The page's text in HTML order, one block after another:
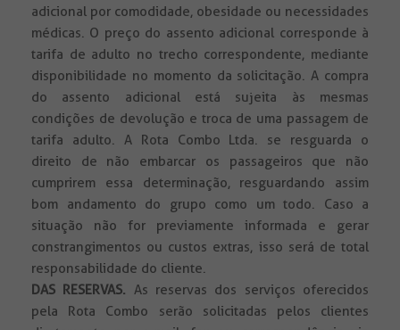
adicional por comodidade, obesidade ou necessidades
médicas. O preço do assento adicional corresponde à
tarifa de adulto no trecho correspondente, mediante
disponibilidade no momento da solicitação. A compra
do assento adicional está sujeita às mesmas
condições de devolução e troca de uma passagem de
tarifa adulto. A Rota Combo Ltda. se resguarda o
direito de não embarcar os passageiros que não
cumprirem essa determinação, resguardando assim
bom andamento do grupo como um todo. Caso a
situação não for previamente informada e gerar
constrangimentos ou custos extras, isso será de total
responsabilidade do cliente.
DAS RESERVAS. As reservas dos serviços oferecidos
pela Rota Combo serão solicitadas pelos clientes